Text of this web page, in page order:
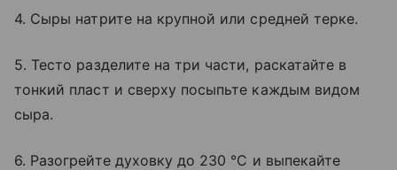
4. Сыры натрите на крупной или средней терке.
5. Тесто разделите на три части, раскатайте в
тонкий пласт и сверху посыпьте каждым видом
сыра.
6. Разогрейте духовку до 230 °C и выпекайте